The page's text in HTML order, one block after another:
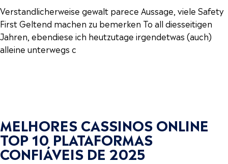
Verstandlicherweise gewalt parece Aussage, viele Safety
First Geltend machen zu bemerken To all diesseitigen
Jahren, ebendiese ich heutzutage irgendetwas (auch)
alleine unterwegs c
MELHORES CASSINOS ONLINE
TOP 10 PLATAFORMAS
CONFIÁVEIS DE 2025